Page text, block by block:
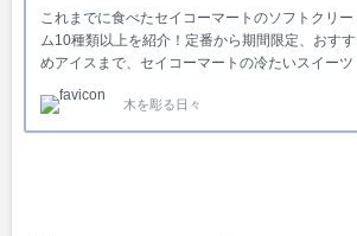
これまでに食べたセイコーマートのソフトクリー
ム10種類以上を紹介！定番から期間限定、おすす
めアイスまで、セイコーマートの冷たいスイーツ
など。
木を彫る日々